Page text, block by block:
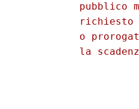
pubblico
richiesto
o